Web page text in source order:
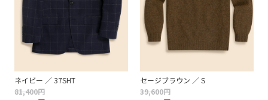
ネイビー ／ 37SHT
81,400円
セージブラウン ／ S
39,600円